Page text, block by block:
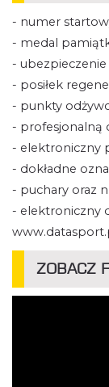
- numer
- medal
- ubezpieczenie
- posiłek
- punkty
- profesjonalną
- elektroniczny
- dokładne
- puchary oraz
- elektroniczny
ZOBACZ